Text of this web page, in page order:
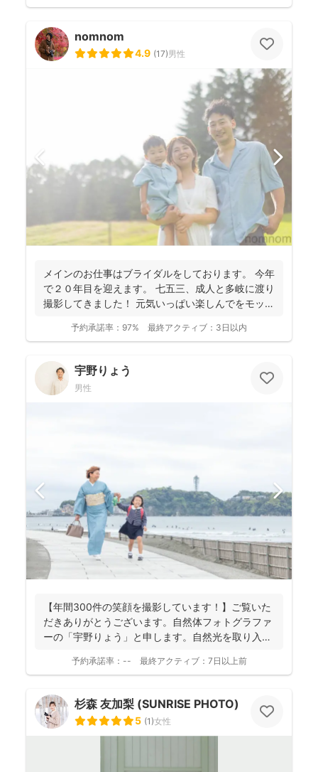
nomnom
4.9 (17)男性
メインのお仕事はブライダルをしております。 今年
で２０年目を迎えます。 七五三、成人と多岐に渡り
撮影してきました！ 元気いっぱい楽しんでをモット
予約承諾率： 97% 最終アクティブ： 3日以内
宇野りょう
男性
【年間300件の笑顔を撮影しています！】ご覧いた
だきありがとうございます。自然体フォトグラファ
ーの「宇野りょう」と申します。自然光を取り入れ
予約承諾率： -- 最終アクティブ： 7日以上前
杉森 友加梨 (SUNRISE PHOTO)
5 (1)女性